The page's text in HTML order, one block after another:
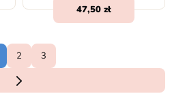
47,50
2 3